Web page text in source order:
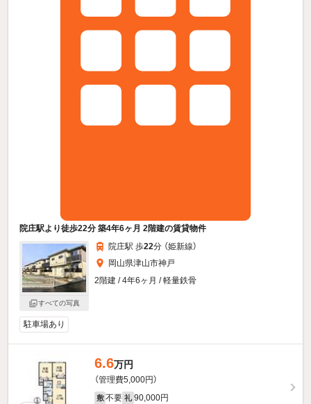
院庄駅より徒歩22分 築4年6ヶ月 2階建の賃貸物件
すべての写真
院庄駅 歩22分 （姫新線）
岡山県津山市神戸
2階建 / 4年6ヶ月 / 軽量鉄骨
駐車場あり
6.6万円
（管理費5,000円）
敷 不要 礼 90,000円